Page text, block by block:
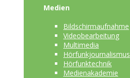
Medien
Bildschirmaufnahme
Videobearbeitung
Multimedia
Hörfunkjournalismus
Hörfunktechnik
Medienakademie